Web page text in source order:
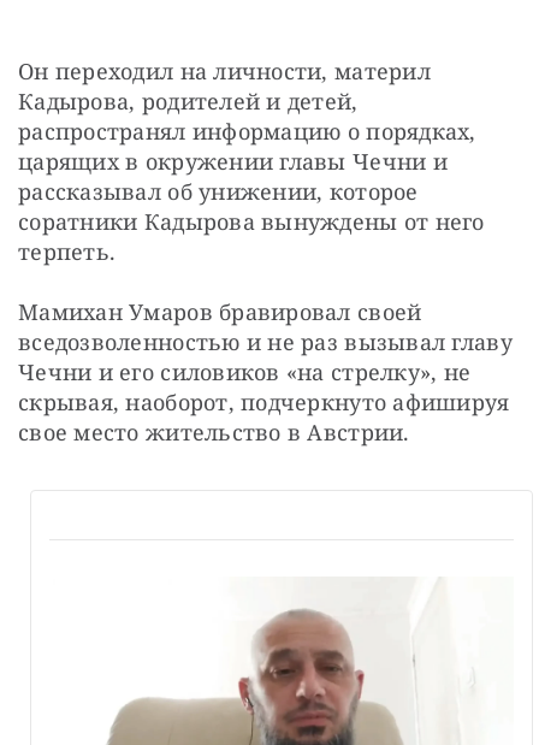
Он переходил на личности, материл
Кадырова, родителей и детей,
распространял информацию о порядках,
царящих в окружении главы Чечни и
рассказывал об унижении, которое
соратники Кадырова вынуждены от него
терпеть.
Мамихан Умаров бравировал своей
вседозволенностью и не раз вызывал главу
Чечни и его силовиков «на стрелку», не
скрывая, наоборот, подчеркнуто афишируя
свое место жительство в Австрии.